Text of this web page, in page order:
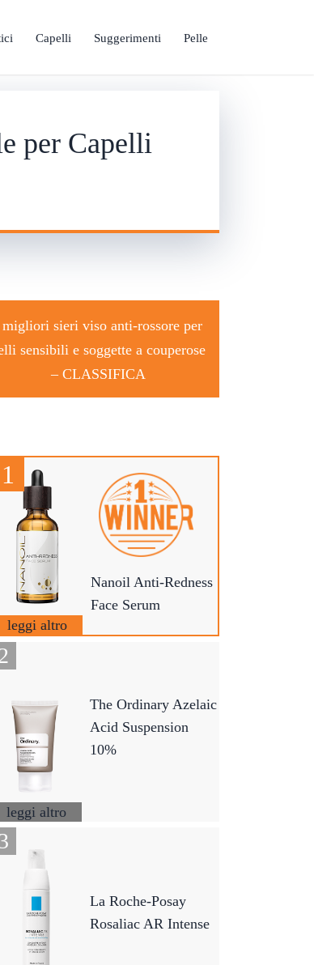
Capelli Suggerimenti Pelle
per Capelli
sieri viso anti-rossore per
sensibili e soggette a couperose
– CLASSIFICA
Nanoil Anti-Redness
Face Serum
leggi altro
The Ordinary Azelaic
Acid Suspension
10%
leggi altro
La Roche-Posay
Rosaliac AR Intense